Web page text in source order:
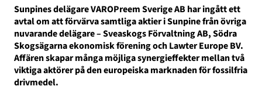
Sunpines delägare VAROPreem Sverige AB har ingått ett
avtal om att förvärva samtliga aktier i Sunpine från övriga
nuvarande delägare – Sveaskogs Förvaltning AB, Södra
Skogsägarna ekonomisk förening och Lawter Europe BV.
Affären skapar många möjliga synergieffekter mellan två
viktiga aktörer på den europeiska marknaden för fossilfria
drivmedel.